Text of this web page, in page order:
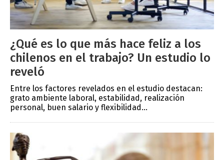
¿Qué es lo que más hace feliz a los
chilenos en el trabajo? Un estudio lo
reveló
Entre los factores revelados en el estudio destacan:
grato ambiente laboral, estabilidad, realización
personal, buen salario y flexibilidad...